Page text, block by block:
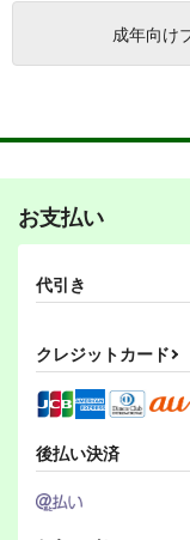
成年向け
お支払い
代引き
クレジットカード
後払い決済